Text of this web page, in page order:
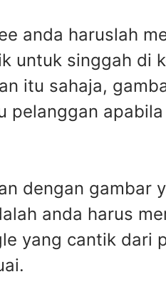
anda haruslah
untuk singgah di
itu sahaja,
pelanggan
dengan gambar
anda harus
yang cantik dari